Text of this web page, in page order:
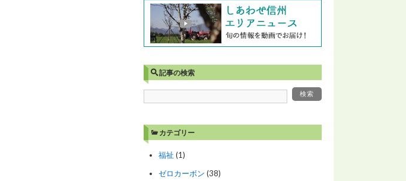
記事の検索
カテゴリー
福祉 (1)
ゼロカーボン (38)